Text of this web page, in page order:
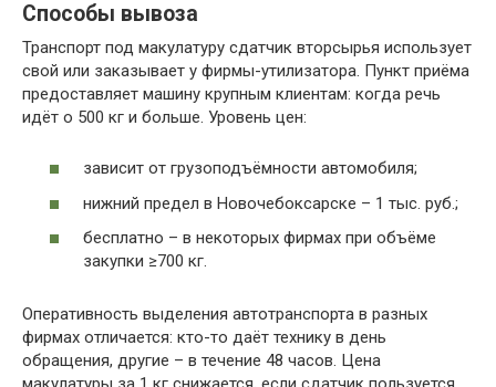
Способы вывоза
Транспорт под макулатуру сдатчик вторсырья использует
свой или заказывает у фирмы-утилизатора. Пункт приёма
предоставляет машину крупным клиентам: когда речь
идёт о 500 кг и больше. Уровень цен:
зависит от грузоподъёмности автомобиля;
нижний предел в Новочебоксарске – 1 тыс. руб.;
бесплатно – в некоторых фирмах при объёме
закупки ≥700 кг.
Оперативность выделения автотранспорта в разных
фирмах отличается: кто-то даёт технику в день
обращения, другие – в течение 48 часов. Цена